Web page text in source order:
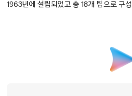
1963년에 설립되었고 총 18개 팀으로 구